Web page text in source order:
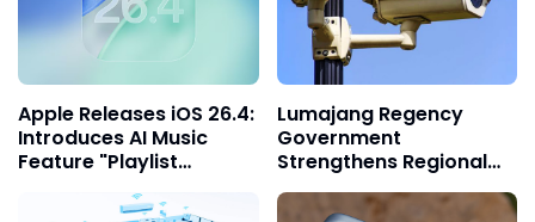
Apple Releases iOS 26.4:
Introduces AI Music
Feature "Playlist
Lumajang Regency
Government
Strengthens Regional
Security with CCTV
Down to Hamlet Level